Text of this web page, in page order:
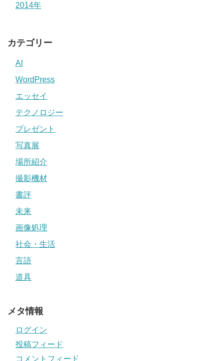
2014年
カテゴリー
AI
WordPress
エッセイ
テクノロジー
プレゼント
写真展
場所紹介
撮影機材
書評
未来
画像処理
社会・生活
言語
道具
メタ情報
ログイン
投稿フィード
コメントフィード